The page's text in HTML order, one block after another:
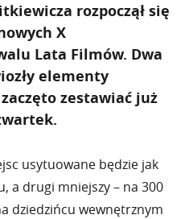
rozpoczął się
X
Lata Filmów. Dwa
elementy
zestawiać już
usytuowane będzie jak
a drugi mniejszy – na 300
dziedzińcu wewnętrznym